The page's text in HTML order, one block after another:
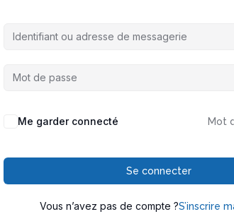
Me garder connecté Mot
Se connecter
Vous n’avez pas de compte ?S’inscrire